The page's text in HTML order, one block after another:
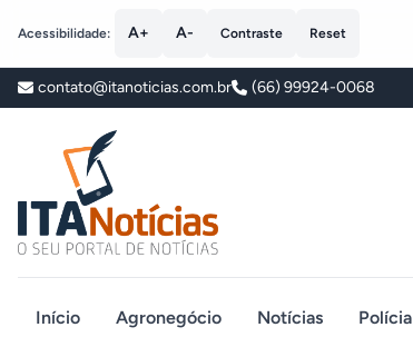
Acessibilidade: A+ A- Contraste Reset
contato@itanoticias.com.br (66) 99924-0068
ITA Notícias
Início Agronegócio Notícias Polícia